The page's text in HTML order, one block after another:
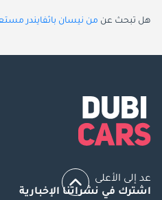
هل تبحث عن من نيسان باثفايندر
عد إلى الأعلى
اشترك في نشراتنا الإخبارية